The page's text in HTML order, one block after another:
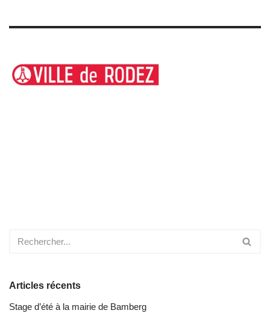
Articles récents
Stage d’été à la mairie de Bamberg